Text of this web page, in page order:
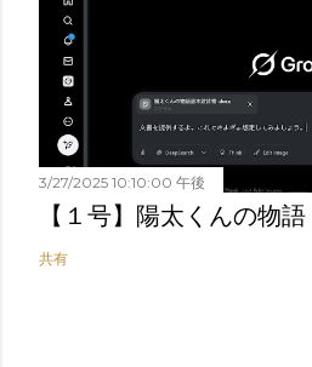
3/27/2025 10:10:00 午後
【１号】陽太くんの物
共有